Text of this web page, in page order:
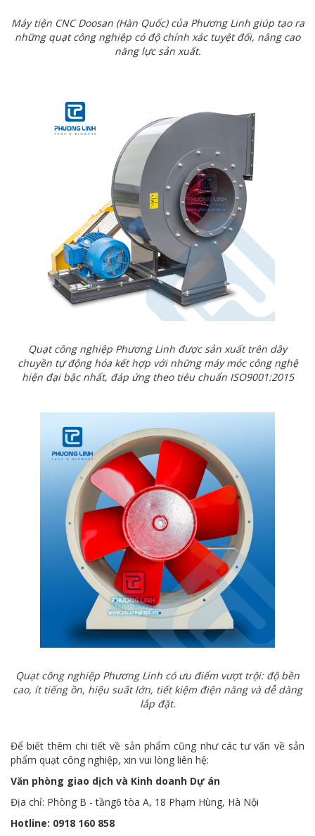
Máy tiện CNC Doosan (Hàn Quốc) của Phương Linh giúp tạo ra
những quạt công nghiệp có độ chính xác tuyệt đối, nâng cao
năng lực sản xuất.
Quạt công nghiệp Phương Linh được sản xuất trên dây
chuyền tự động hóa kết hợp với những máy móc công nghệ
hiện đại bậc nhất, đáp ứng theo tiêu chuẩn ISO9001:2015
Quạt công nghiệp Phương Linh có ưu điểm vượt trội: độ bền
cao, ít tiếng ồn, hiệu suất lớn, tiết kiệm điện năng và dễ dàng
lắp đặt.
Để biết thêm chi tiết về sản phẩm cũng như các tư vấn về sản
phẩm quạt công nghiệp, xin vui lòng liên hệ:
Văn phòng giao dịch và Kinh doanh Dự án
Địa chỉ: Phòng B - tầng6 tòa A, 18 Phạm Hùng, Hà Nội
Hotline: 0918 160 858